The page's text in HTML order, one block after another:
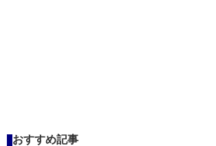
おすすめ記事